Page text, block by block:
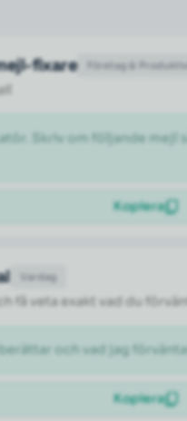
Företag &
fixare
Skriv om följande
Kopiera
Vardag
få veta exakt vad du
och vad jag
Kopiera